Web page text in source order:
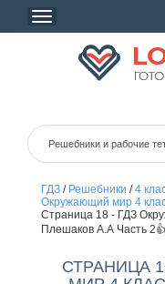
ГДЗ/ Решебники /4
Окружающий мир 4
Страница 18 - ГДЗ
Плешаков А.А Часть
СТРАНИЦА